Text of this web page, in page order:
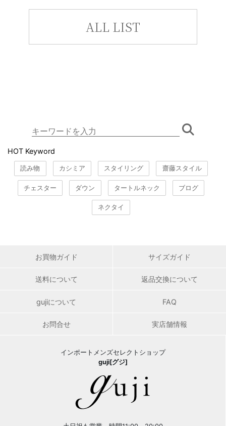
ALL LIST
HOT Keyword
読み物 カシミア スタイリング 齋藤スタイル
チェスター ダウン タートルネック ブログ
ネクタイ
お買物ガイド サイズガイド
送料について 返品交換について
gujiについて FAQ
お問合せ 実店舗情報
インポートメンズセレクトショップ
guji[グジ]